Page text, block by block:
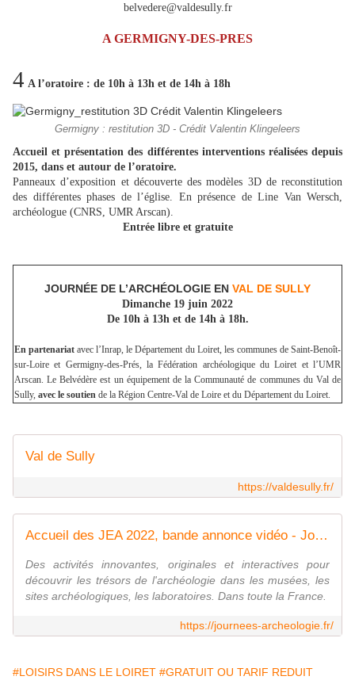
belvedere@valdesully.fr
A GERMIGNY-DES-PRES
4 A l’oratoire : de 10h à 13h et de 14h à 18h
Germigny : restitution 3D - Crédit Valentin Klingeleers
Accueil et présentation des différentes interventions réalisées depuis
2015, dans et autour de l’oratoire.
Panneaux d’exposition et découverte des modèles 3D de reconstitution
des différentes phases de l’église. En présence de Line Van Wersch,
archéologue (CNRS, UMR Arscan).
Entrée libre et gratuite
JOURNÉE DE L’ARCHÉOLOGIE EN VAL DE SULLY
Dimanche 19 juin 2022
De 10h à 13h et de 14h à 18h.
En partenariatavec l’Inrap, le Département du Loiret, les communes de Saint-Benoît-
sur-Loire et Germigny-des-Prés, la Fédération archéologique du Loiret et l’UMR
Arscan. Le Belvédère est un équipement de la Communauté de communes du Val de
Sully, avec le soutien de la Région Centre-Val de Loire et du Département du Loiret.
Val de Sully
https://valdesully.fr/
Accueil des JEA 2022, bande annonce vidéo - Journées européennes de l'archéologie
Des activités innovantes, originales et interactives pour
découvrir les trésors de l'archéologie dans les musées, les
sites archéologiques, les laboratoires. Dans toute la France.
https://journees-archeologie.fr/
#LOISIRS DANS LE LOIRET #GRATUIT OU TARIF REDUIT